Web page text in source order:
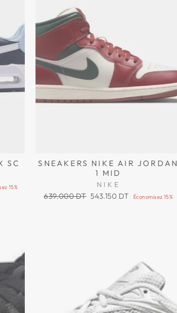
SC
15%
SNEAKERS NIKE AIR JORDAN
1 MID
NIKE
Prix
639.000 DT Prix
543.150 DT Économisez 15%